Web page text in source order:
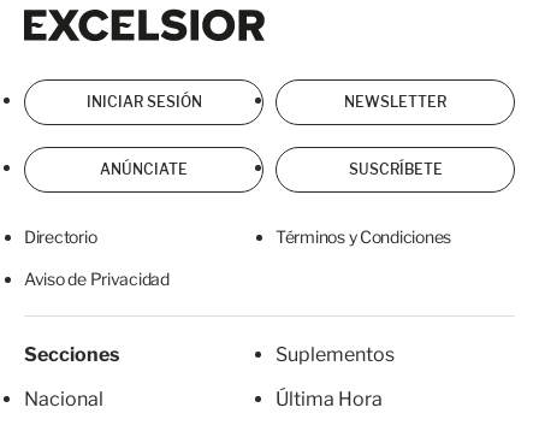
INICIAR SESIÓN NEWSLETTER
ANÚNCIATE SUSCRÍBETE
Directorio Términos y Condiciones
Aviso de Privacidad
Secciones
Nacional
Suplementos
Última Hora